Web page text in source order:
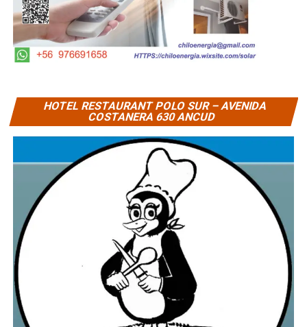
HOTEL RESTAURANT POLO SUR – AVENIDA
COSTANERA 630 ANCUD